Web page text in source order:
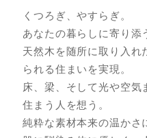
くつろぎ、やすらぎ。
あなたの暮らしに寄り添
天然木を随所に取り入れ
られる住まいを実現。
床、梁、そして光や空気
住まう人を想う。
純粋な素材本来の温かさ